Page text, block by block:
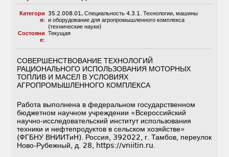
Категори
я:
35.2.008.01, Специальность 4.3.1. Технологии, машины
и оборудование для агропромышленного комплекса
(технические науки)
Состояни
е:
Текущая
СОВЕРШЕНСТВОВАНИЕ ТЕХНОЛОГИЙ
РАЦИОНАЛЬНОГО ИСПОЛЬЗОВАНИЯ МОТОРНЫХ
ТОПЛИВ И МАСЕЛ В УСЛОВИЯХ
АГРОПРОМЫШЛЕННОГО КОМПЛЕКСА
Работа выполнена в федеральном государственном
бюджетном научном учреждении «Всероссийский
научно-исследовательский институт использования
техники и нефтепродуктов в сельском хозяйстве»
(ФГБНУ ВНИИТиН). Россия, 392022, г. Тамбов, переулок
Ново-Рубежный, д. 28, https://vniitin.ru.